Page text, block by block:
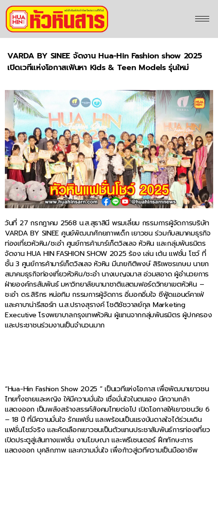
VARDA BY SINEE จัดงาน Hua-Hin Fashion show 2025
เปิดเวทีแห่งโอกาสเฟ้นหา Kids & Teen Models รุ่นใหม่
วันที่ 27 กรกฎาคม 2568 น.ส.สุธาสินี พรมเลี่ยม กรรมการผู้จัดการบริษัท
VARDA BY SINEE ศูนย์พัฒนาศักยภาพเด็ก เยาวชน ร่วมกับสมาคมธุรกิจ
ท่องเที่ยวหัวหิน/ชะอำ ศูนย์การค้ามาร์เก็ตวิลเลจ หัวหิน และกลุ่มพันธมิตร
จัดงาน HUA HIN FASHION SHOW 2025 ร้อง เล่น เต้น แฟชั่น โชว์ ที่
ชั้น 3 ศูนย์การค้ามาร์เก็ตวิลเลจ หัวหิน มีนายกิติพงษ์ สิริเพชรเกษม นายก
สมาคมธุรกิจท่องเที่ยวหัวหิน/ชะอำ นางเบญจมาส อ่วมสอาด ผู้อำนวยการ
ฝ่ายองค์กรสัมพันธ์ มหาวิทยาลัยนานาชาติแสตมฟอร์ดวิทยาเขตหัวหิน –
ชะอำ ดร.สิริกร หน่อทิม กรรมการผู้จัดการ อิ่มอกอิ่มใจ ซีฟู้ดแอนด์คาเฟ่
และคาบาน่ารีสอร์ท น.ส.ปรางสุรางค์ โชติชัชวาลย์กุล Marketing
Executive โรงพยาบาลกรุงเทพหัวหิน ผู้แทนจากกลุ่มพันธมิตร ผู้ปกครอง
และประชาชนร่วมงานเป็นจำนวนมาก
“Hua-Hin Fashion Show 2025 ” เป็นเวทีแห่งโอกาส เพื่อพัฒนาเยาวชน
ไทยทั้งชายและหญิง ให้มีความมั่นใจ เชื่อมั่นใจในตนเอง มีความกล้า
แสดงออก เป็นพลังสร้างสรรค์สังคมไทยต่อไป เปิดโอกาสให้เยาวชนวัย 6
– 18 ปี ที่มีความมั่นใจ รักแฟชั่น และพร้อมเป็นแรงบันดาลใจได้ร่วมเดิน
แฟชั่นโชว์จริง และคัดเลือกเยาวชนเป็นตัวแทนประชาสัมพันธ์การท่องเที่ยว
เปิดประตูสู่เส้นทางแฟชั่น งานโฆษณา และพรีเซนเตอร์ ฝึกทักษะการ
แสดงออก บุคลิกภาพ และความมั่นใจ เพื่อก้าวสู่เวทีความเป็นมืออาชีพ